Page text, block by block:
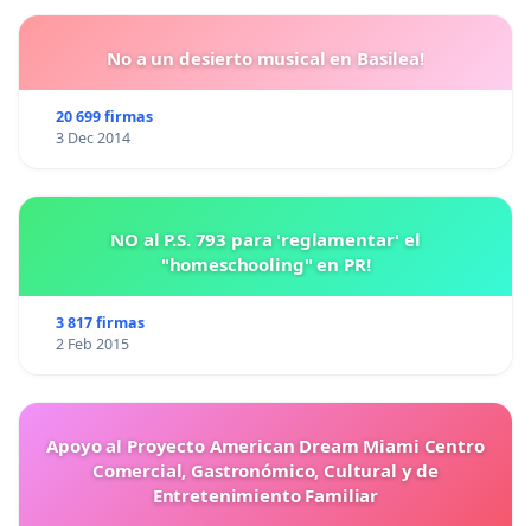
No a un desierto musical en Basilea!
20 699 firmas
3 Dec 2014
NO al P.S. 793 para 'reglamentar' el
"homeschooling" en PR!
3 817 firmas
2 Feb 2015
Apoyo al Proyecto American Dream Miami Centro
Comercial, Gastronómico, Cultural y de
Entretenimiento Familiar